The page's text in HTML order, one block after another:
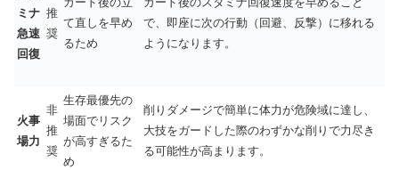
ミナ
急速
回復
推
奨
て直しを早め
るため
で、即座に次の行動（回避、反撃）に移れる
ようになります。
火事
場力
非
推
奨
生存最優先の
場面でリスク
が高すぎるた
め
削りダメージで簡単に体力が危険域に達し、
大技をガードした際のわずかな削りで力尽き
る可能性が高まります。